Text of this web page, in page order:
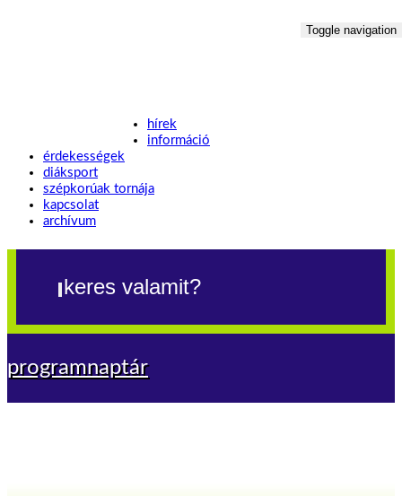
Toggle navigation
hírek
információ
érdekességek
diáksport
szépkorúak tornája
kapcsolat
archívum
programnaptár